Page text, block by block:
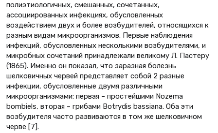
полиэтиологичных, смешанных, сочетанных,
ассоциированных инфекциях, обусловленных
воздействием двух и более возбудителей, относящихся к
разным видам микроорганизмов. Первые наблюдения
инфекций, обусловленных несколькими возбудителями, и
микробных сочетаний принадлежали великому Л. Пастеру
(1865). Именно он показал, что заразная болезнь
шелковичных червей представляет собой 2 разные
инфекции, обусловленные двумя различными
микроорганизмами: первая – простейшими Nozema
bombiels, вторая – грибами Botrydis bassiana. Оба эти
возбудителя часто развиваются в том же шелковичном
черве [7].